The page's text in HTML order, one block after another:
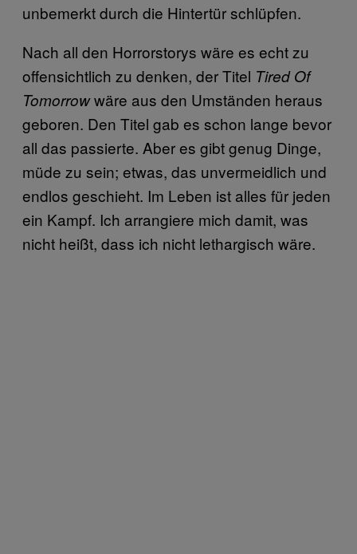
unbemerkt durch die Hintertür schlüpfen.
Nach all den Horrorstorys wäre es echt zu
offensichtlich zu denken, der Titel Tired Of
Tomorrowwäre aus den Umständen heraus
geboren. Den Titel gab es schon lange bevor
all das passierte. Aber es gibt genug Dinge,
müde zu sein; etwas, das unvermeidlich und
endlos geschieht. Im Leben ist alles für jeden
ein Kampf. Ich arrangiere mich damit, was
nicht heißt, dass ich nicht lethargisch wäre.